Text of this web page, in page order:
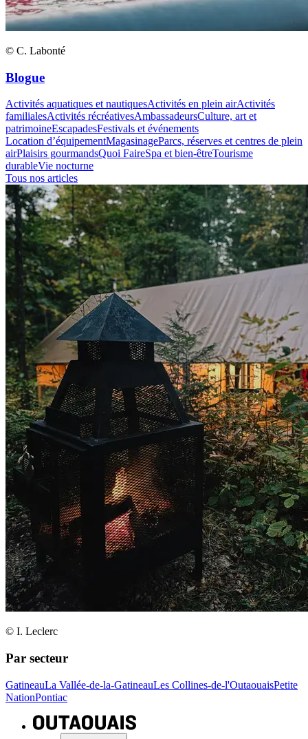
© C. Labonté
Blogue
Activités aquatiques et nautiquesActivités en plein airActivités
familialesActivités récréativesAmbassadeursCulture, art et
patrimoineEscapadesFestivals et événements
Location d’équipementMagasinageParcs, réserves et centres de plein
airPlaisirs gourmandsQuoi FaireSpa et bien-êtreTourisme
durableVie nocturne
Tous nos articles
© I. Leclerc
Par secteur
GatineauLa Vallée-de-la-GatineauLes Collines-de-l'OutaouaisPetite
NationPontiac